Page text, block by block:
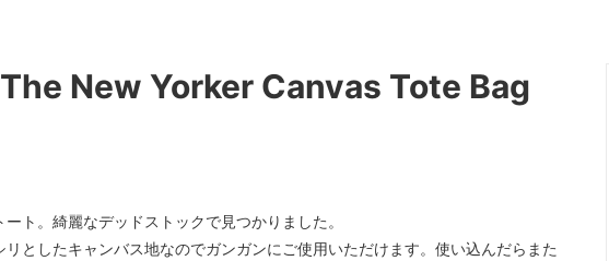
New Yorker Canvas Tote Bag
ト。綺麗なデッドストックで見つかりました。
としたキャンバス地なのでガンガンにご使用いただけます。使い込んだらまた